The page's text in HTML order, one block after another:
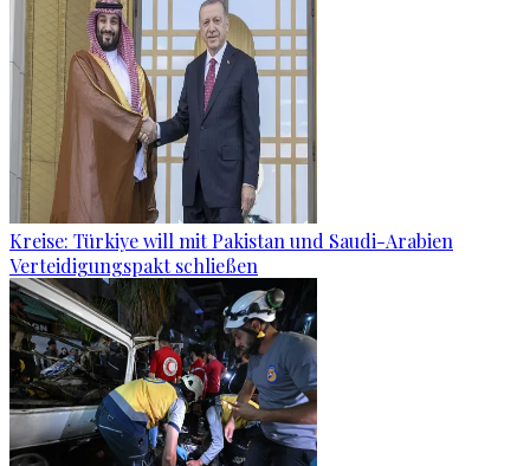
Kreise: Türkiye will mit Pakistan und Saudi-Arabien
Verteidigungspakt schließen